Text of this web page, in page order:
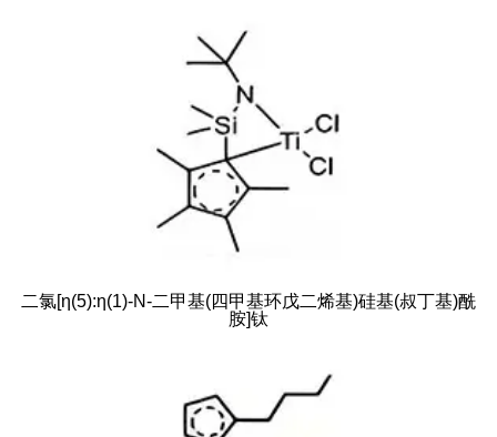
二氯[η(5):η(1)-N-二甲基(四甲基环戊二烯基)硅基(叔丁基)酰
胺]钛